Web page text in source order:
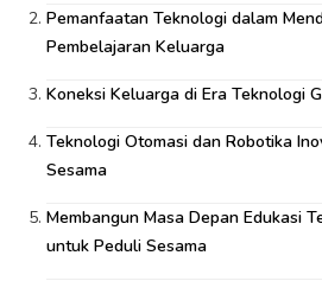
Pemanfaatan Teknologi dalam
Pembelajaran Keluarga
Koneksi Keluarga di Era Teknologi G
Teknologi Otomasi dan Robotika
Sesama
Membangun Masa Depan Edukasi
untuk Peduli Sesama